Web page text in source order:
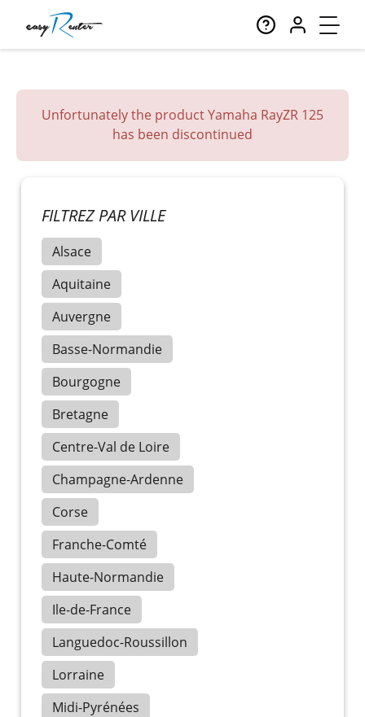
Unfortunately the product Yamaha RayZR 125
has been discontinued
FILTREZ PAR VILLE
Alsace
Aquitaine
Auvergne
Basse-Normandie
Bourgogne
Bretagne
Centre-Val de Loire
Champagne-Ardenne
Corse
Franche-Comté
Haute-Normandie
Ile-de-France
Languedoc-Roussillon
Lorraine
Midi-Pyrénées